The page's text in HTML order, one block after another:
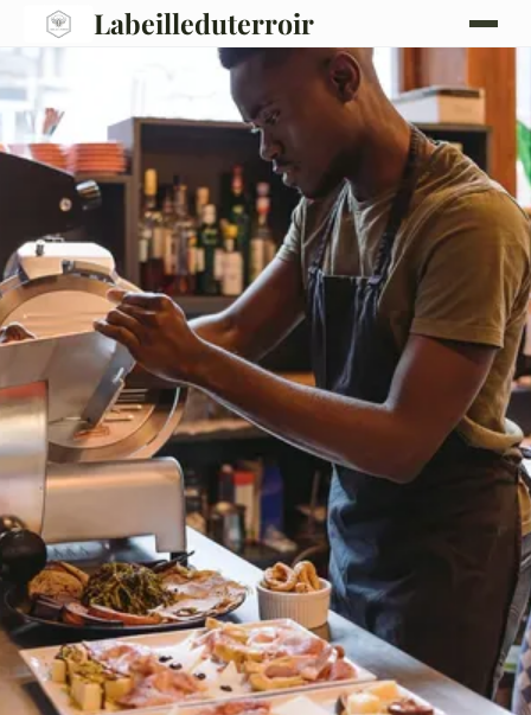
Labeilleduterroir